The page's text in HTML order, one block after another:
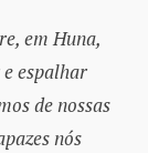
em Huna,
espalhar
de nossas
nós